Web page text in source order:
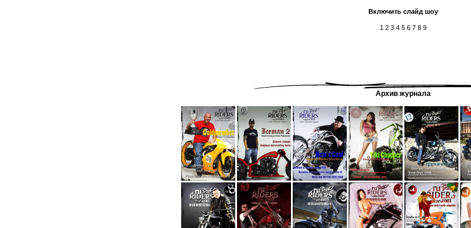
Включить слайд шоу
1 2 3 4 5 6 7 8 9
Архив журнала